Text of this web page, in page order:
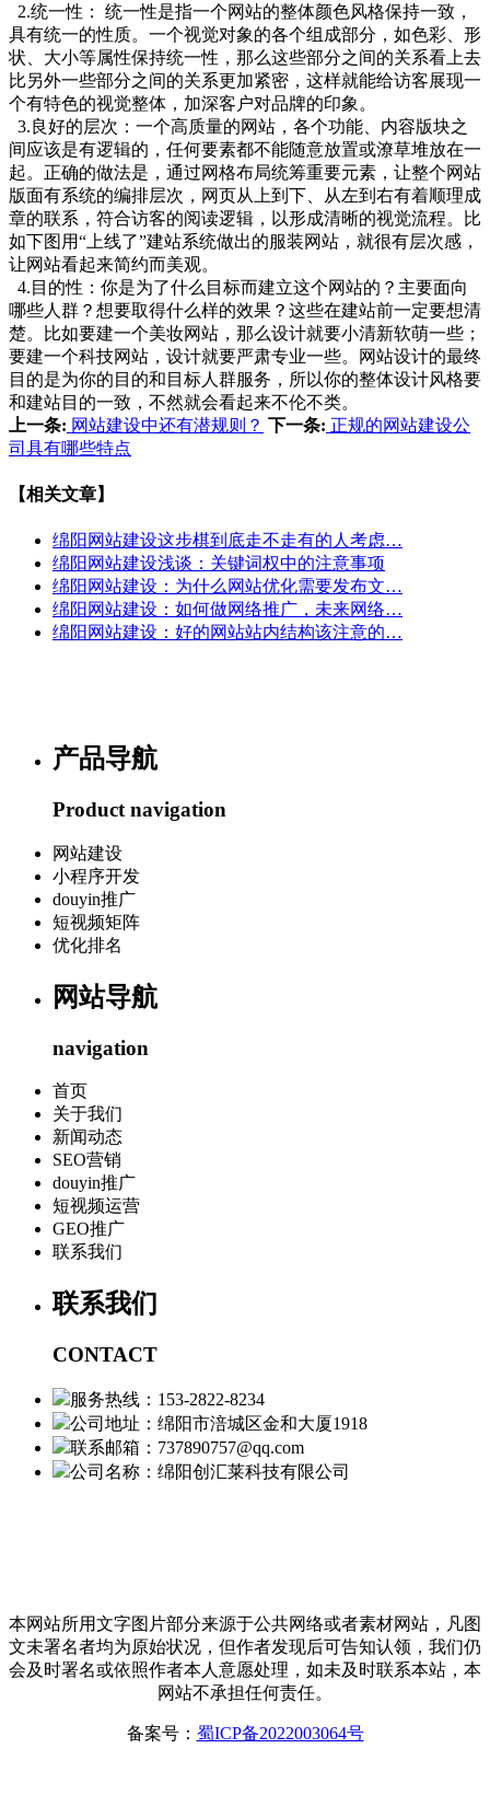
2.统一性： 统一性是指一个网站的整体颜色风格保持一致，
具有统一的性质。一个视觉对象的各个组成部分，如色彩、形
状、大小等属性保持统一性，那么这些部分之间的关系看上去
比另外一些部分之间的关系更加紧密，这样就能给访客展现一
个有特色的视觉整体，加深客户对品牌的印象。
3.良好的层次：一个高质量的网站，各个功能、内容版块之
间应该是有逻辑的，任何要素都不能随意放置或潦草堆放在一
起。正确的做法是，通过网格布局统筹重要元素，让整个网站
版面有系统的编排层次，网页从上到下、从左到右有着顺理成
章的联系，符合访客的阅读逻辑，以形成清晰的视觉流程。比
如下图用“上线了”建站系统做出的服装网站，就很有层次感，
让网站看起来简约而美观。
4.目的性：你是为了什么目标而建立这个网站的？主要面向
哪些人群？想要取得什么样的效果？这些在建站前一定要想清
楚。比如要建一个美妆网站，那么设计就要小清新软萌一些；
要建一个科技网站，设计就要严肃专业一些。网站设计的最终
目的是为你的目的和目标人群服务，所以你的整体设计风格要
和建站目的一致，不然就会看起来不伦不类。
上一条: 网站建设中还有潜规则？ 下一条: 正规的网站建设公
司具有哪些特点
【相关文章】
绵阳网站建设这步棋到底走不走有的人考虑…
绵阳网站建设浅谈：关键词权中的注意事项
绵阳网站建设：为什么网站优化需要发布文…
绵阳网站建设：如何做网络推广，未来网络…
绵阳网站建设：好的网站站内结构该注意的…
产品导航
Product navigation
网站建设
小程序开发
douyin推广
短视频矩阵
优化排名
网站导航
navigation
首页
关于我们
新闻动态
SEO营销
douyin推广
短视频运营
GEO推广
联系我们
联系我们
CONTACT
服务热线：153-2822-8234
公司地址：绵阳市涪城区金和大厦1918
联系邮箱：737890757@qq.com
公司名称：绵阳创汇莱科技有限公司
本网站所用文字图片部分来源于公共网络或者素材网站，凡图
文未署名者均为原始状况，但作者发现后可告知认领，我们仍
会及时署名或依照作者本人意愿处理，如未及时联系本站，本
网站不承担任何责任。
备案号： 蜀ICP备2022003064号